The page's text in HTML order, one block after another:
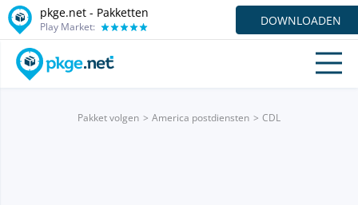
pkge.net - Pakketten
Play Market: DOWNLOADEN
Pakket volgen America postdiensten CDL